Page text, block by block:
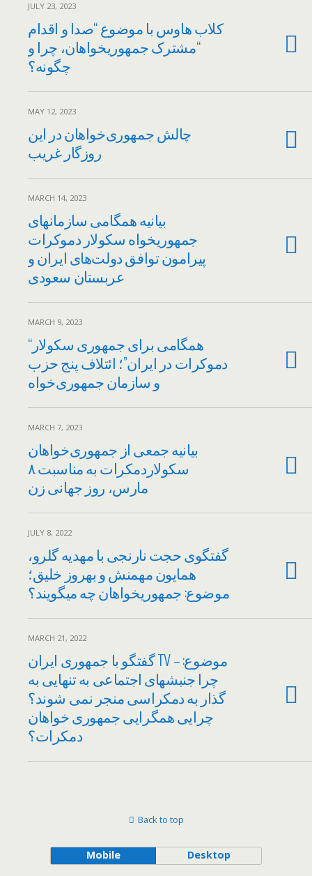
JULY 23, 2023
کلاب هاوس با موضوع “صدا و اقدام
“مشترک جمهوریخواهان، چرا و
چگونه؟
MAY 12, 2023
چالش جمهوری‌خواهان در این
روزگار غریب
MARCH 14, 2023
بیانیه همگامی سازمانهای
جمهوریخواه سکولار دموکرات
پیرامون توافق دولت‌های ایران و
عربستان سعودی
MARCH 9, 2023
“همگامی برای جمهوری سکولار
دموکرات در ایران”؛ ائتلاف پنج حزب
و سازمان جمهوری خواه
MARCH 7, 2023
بیانیه جمعی از جمهوری‌خواهان
سکولاردمکرات به مناسبت ۸
مارس، روز جهانی زن
JULY 8, 2022
گفتگوی حجت نارنجی با مهدیه گلرو،
همایون مهمنش و بهروز خلیق؛
موضوع: جمهوریخواهان چه میگویند؟
MARCH 21, 2022
گفتگو با جمهوری ایران TV – موضوع:
چرا جنبشهای اجتماعی به تنهایی به
گذار به دمکراسی منجر نمی شوند؟
چرایی همگرایی جمهوری خواهان
دمکرات؟
Back to top
Mobile Desktop